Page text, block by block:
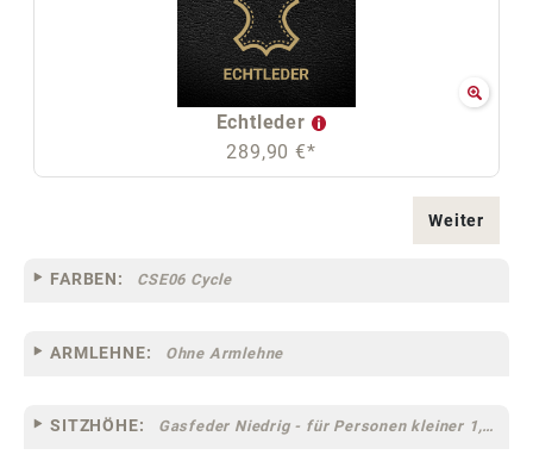
Echtleder
289,90 €*
Weiter
FARBEN: CSE06 Cycle
ARMLEHNE: Ohne Armlehne
SITZHÖHE: Gasfeder Niedrig - für Personen kleiner 1,60 m